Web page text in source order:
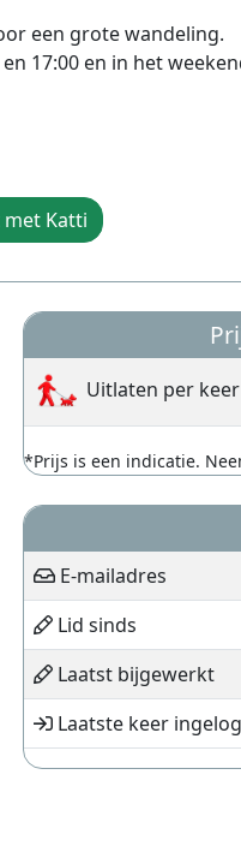
een grote wandeling.
17:00 en in het
met Katti
Uitlaten per keer
*Prijs is een indicatie.
E-mailadres
Lid sinds
Laatst bijgewerkt
Laatste keer